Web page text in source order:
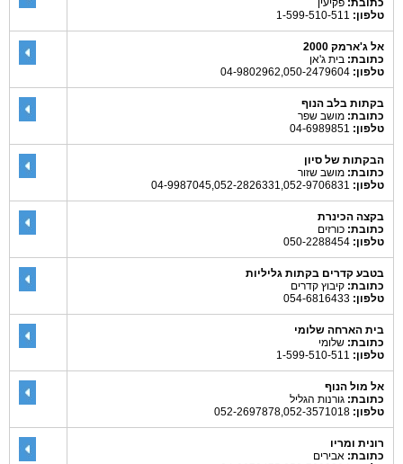
כתובת: פקיעין
טלפון:
אל ג'ארמק 2000
כתובת: בית ג'אן
טלפון:
בקתות בלב הנוף
כתובת: מושב שפר
טלפון:
הבקתות של סיון
כתובת: מושב שזור
טלפון:
בקצה הכינרת
כתובת: כורזים
טלפון:
בטבע קדרים בקתות גליליות
כתובת: קיבוץ קדרים
טלפון:
בית הארחה שלומי
כתובת: שלומי
טלפון:
אל מול הנוף
כתובת: גורנות הגליל
טלפון:
רונית ומריו
כתובת: אבירים